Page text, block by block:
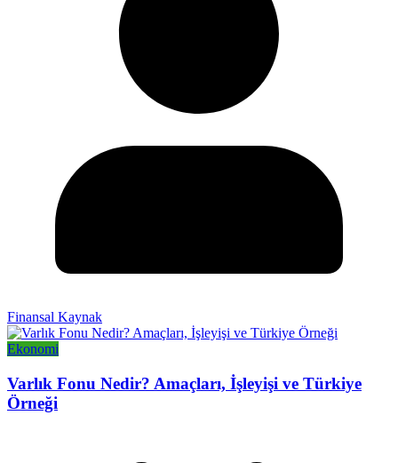
Finansal Kaynak
Ekonomi
Varlık Fonu Nedir? Amaçları, İşleyişi ve Türkiye
Örneği